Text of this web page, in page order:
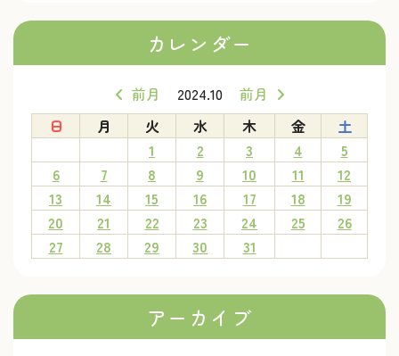
カレンダー
前月 2024.10
前月
日
月 火 水 木 金
土
1
2 3 4
5
6
7 8 9 10 11
12
13
14 15 16 17 18
19
20
21 22 23 24 25
26
27
28 29 30 31
アーカイブ